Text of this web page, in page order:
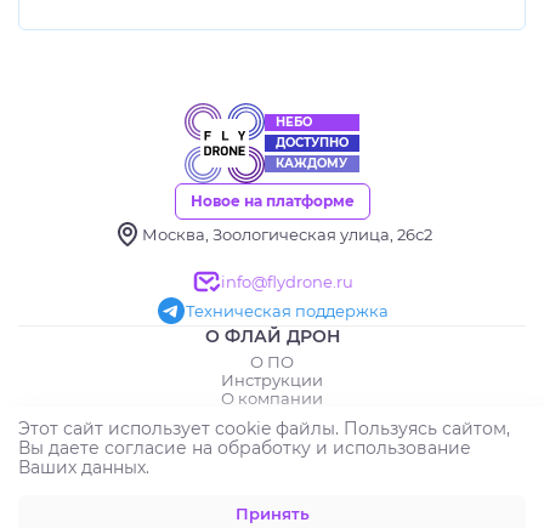
НЕБО
ДОСТУПНО
КАЖДОМУ
Новое на платформе
Москва, Зоологическая улица, 26с2
info@flydrone.ru
Техническая поддержка
О ФЛАЙ ДРОН
О ПО
Инструкции
О компании
ИНФОРМАЦИЯ
Пользовательские соглашения
Этот сайт использует cookie файлы. Пользуясь сайтом,
Вы даете согласие на обработку и использование
Ваших данных.
Принять